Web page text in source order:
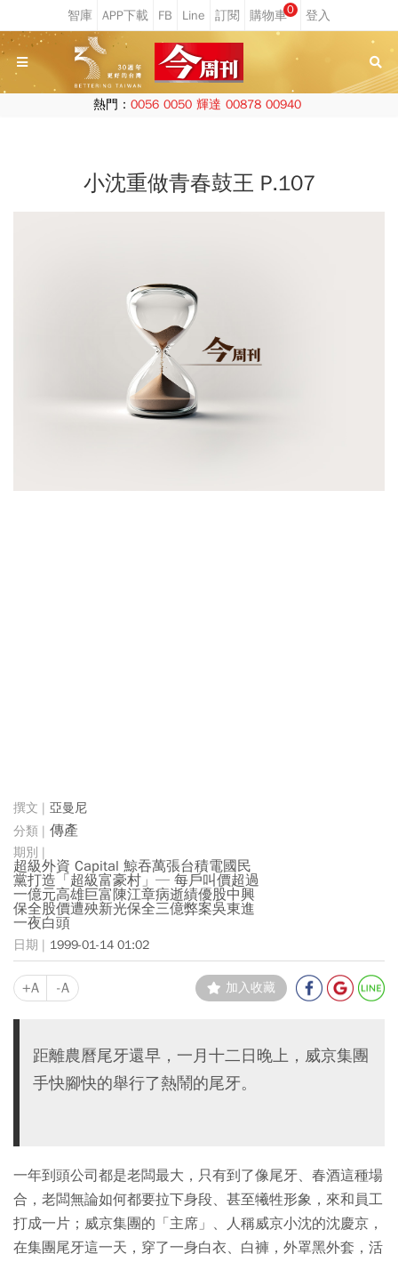
0
熱門： 0056 0050 輝達 00878 00940
小沈重做青春鼓王 P.107
亞曼尼
傳產
超級外資 Capital 鯨吞萬張台積電國民
黨打造「超級富豪村」─ 每戶叫價超過
一億元高雄巨富陳江章病逝績優股中興
保全股價遭殃新光保全三億弊案吳東進
一夜白頭
1999-01-14 01:02
+A -A 加入收藏
距離農曆尾牙還早，一月十二日晚上，威京集團
手快腳快的舉行了熱鬧的尾牙。
一年到頭公司都是老闆最大，只有到了像尾牙、春酒這種場
合，老闆無論如何都要拉下身段、甚至犧牲形象，來和員工
打成一片；威京集團的「主席」、人稱威京小沈的沈慶京，
在集團尾牙這一天，穿了一身白衣、白褲，外罩黑外套，活